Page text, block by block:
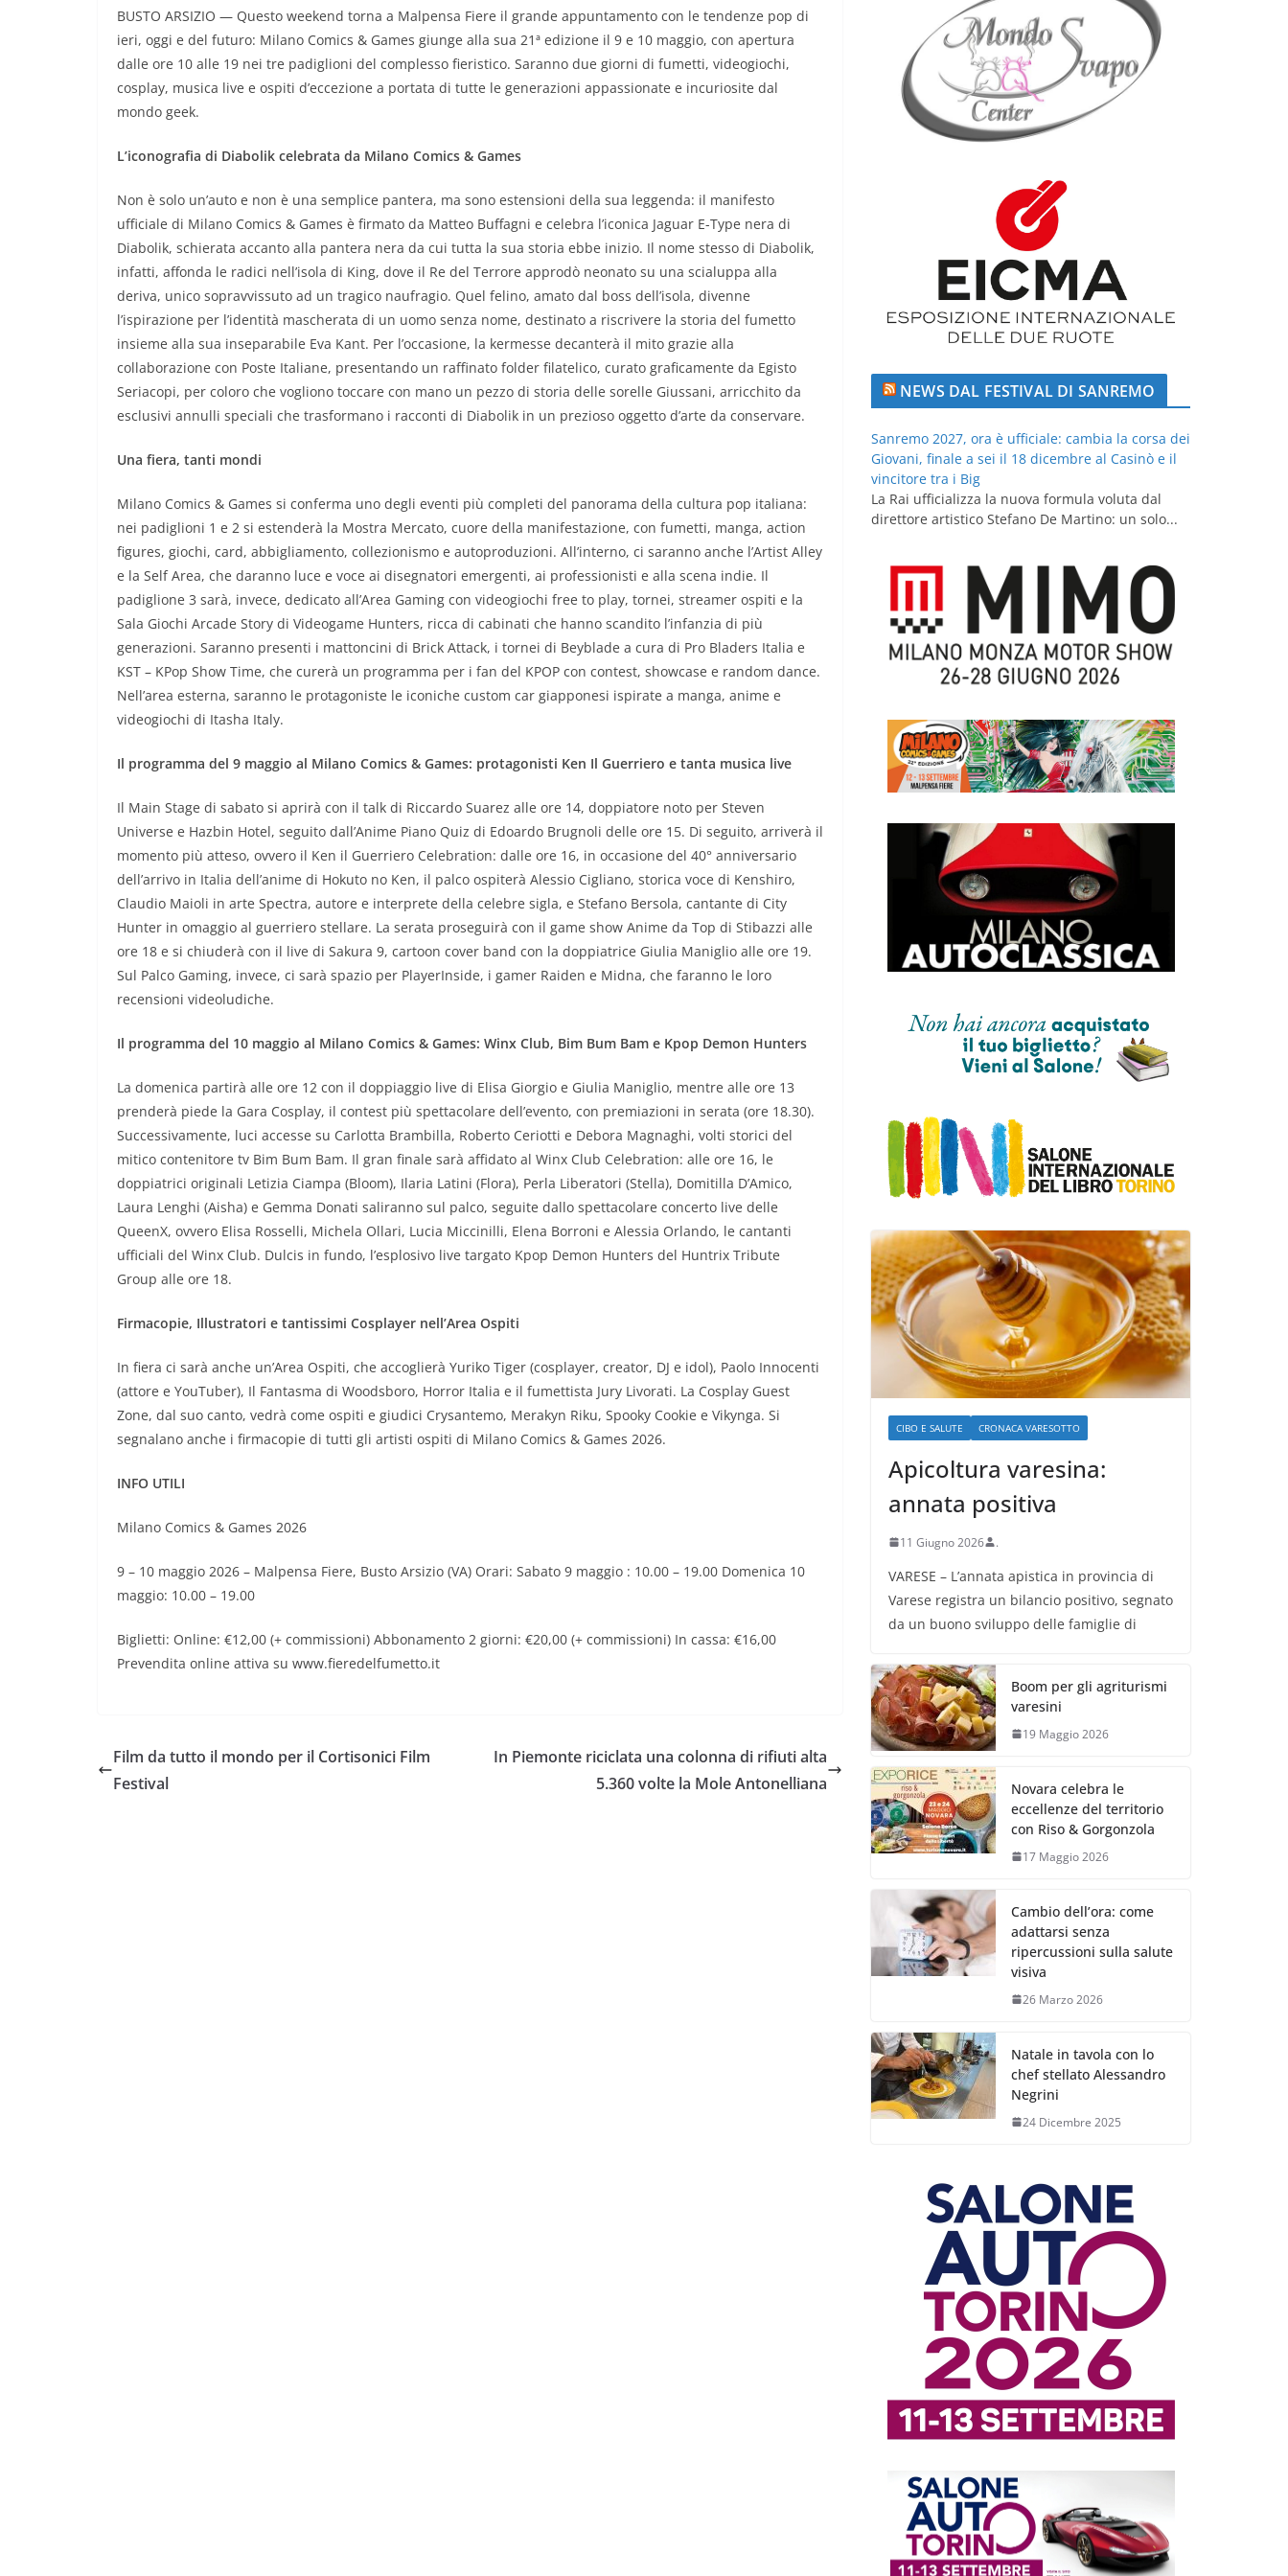
BUSTO ARSIZIO — Questo weekend torna a Malpensa Fiere il grande appuntamento con le tendenze pop di
ieri, oggi e del futuro: Milano Comics & Games giunge alla sua 21ª edizione il 9 e 10 maggio, con apertura
dalle ore 10 alle 19 nei tre padiglioni del complesso fieristico. Saranno due giorni di fumetti, videogiochi,
cosplay, musica live e ospiti d’eccezione a portata di tutte le generazioni appassionate e incuriosite dal
mondo geek.
L’iconografia di Diabolik celebrata da Milano Comics & Games
Non è solo un’auto e non è una semplice pantera, ma sono estensioni della sua leggenda: il manifesto
ufficiale di Milano Comics & Games è firmato da Matteo Buffagni e celebra l’iconica Jaguar E-Type nera di
Diabolik, schierata accanto alla pantera nera da cui tutta la sua storia ebbe inizio. Il nome stesso di Diabolik,
infatti, affonda le radici nell’isola di King, dove il Re del Terrore approdò neonato su una scialuppa alla
deriva, unico sopravvissuto ad un tragico naufragio. Quel felino, amato dal boss dell’isola, divenne
l’ispirazione per l’identità mascherata di un uomo senza nome, destinato a riscrivere la storia del fumetto
insieme alla sua inseparabile Eva Kant. Per l’occasione, la kermesse decanterà il mito grazie alla
collaborazione con Poste Italiane, presentando un raffinato folder filatelico, curato graficamente da Egisto
Seriacopi, per coloro che vogliono toccare con mano un pezzo di storia delle sorelle Giussani, arricchito da
esclusivi annulli speciali che trasformano i racconti di Diabolik in un prezioso oggetto d’arte da conservare.
Una fiera, tanti mondi
Milano Comics & Games si conferma uno degli eventi più completi del panorama della cultura pop italiana:
nei padiglioni 1 e 2 si estenderà la Mostra Mercato, cuore della manifestazione, con fumetti, manga, action
figures, giochi, card, abbigliamento, collezionismo e autoproduzioni. All’interno, ci saranno anche l’Artist Alley
e la Self Area, che daranno luce e voce ai disegnatori emergenti, ai professionisti e alla scena indie. Il
padiglione 3 sarà, invece, dedicato all’Area Gaming con videogiochi free to play, tornei, streamer ospiti e la
Sala Giochi Arcade Story di Videogame Hunters, ricca di cabinati che hanno scandito l’infanzia di più
generazioni. Saranno presenti i mattoncini di Brick Attack, i tornei di Beyblade a cura di Pro Bladers Italia e
KST – KPop Show Time, che curerà un programma per i fan del KPOP con contest, showcase e random dance.
Nell’area esterna, saranno le protagoniste le iconiche custom car giapponesi ispirate a manga, anime e
videogiochi di Itasha Italy.
Il programma del 9 maggio al Milano Comics & Games: protagonisti Ken Il Guerriero e tanta musica live
Il Main Stage di sabato si aprirà con il talk di Riccardo Suarez alle ore 14, doppiatore noto per Steven
Universe e Hazbin Hotel, seguito dall’Anime Piano Quiz di Edoardo Brugnoli delle ore 15. Di seguito, arriverà il
momento più atteso, ovvero il Ken il Guerriero Celebration: dalle ore 16, in occasione del 40° anniversario
dell’arrivo in Italia dell’anime di Hokuto no Ken, il palco ospiterà Alessio Cigliano, storica voce di Kenshiro,
Claudio Maioli in arte Spectra, autore e interprete della celebre sigla, e Stefano Bersola, cantante di City
Hunter in omaggio al guerriero stellare. La serata proseguirà con il game show Anime da Top di Stibazzi alle
ore 18 e si chiuderà con il live di Sakura 9, cartoon cover band con la doppiatrice Giulia Maniglio alle ore 19.
Sul Palco Gaming, invece, ci sarà spazio per PlayerInside, i gamer Raiden e Midna, che faranno le loro
recensioni videoludiche.
Il programma del 10 maggio al Milano Comics & Games: Winx Club, Bim Bum Bam e Kpop Demon Hunters
La domenica partirà alle ore 12 con il doppiaggio live di Elisa Giorgio e Giulia Maniglio, mentre alle ore 13
prenderà piede la Gara Cosplay, il contest più spettacolare dell’evento, con premiazioni in serata (ore 18.30).
Successivamente, luci accesse su Carlotta Brambilla, Roberto Ceriotti e Debora Magnaghi, volti storici del
mitico contenitore tv Bim Bum Bam. Il gran finale sarà affidato al Winx Club Celebration: alle ore 16, le
doppiatrici originali Letizia Ciampa (Bloom), Ilaria Latini (Flora), Perla Liberatori (Stella), Domitilla D’Amico,
Laura Lenghi (Aisha) e Gemma Donati saliranno sul palco, seguite dallo spettacolare concerto live delle
QueenX, ovvero Elisa Rosselli, Michela Ollari, Lucia Miccinilli, Elena Borroni e Alessia Orlando, le cantanti
ufficiali del Winx Club. Dulcis in fundo, l’esplosivo live targato Kpop Demon Hunters del Huntrix Tribute
Group alle ore 18.
Firmacopie, Illustratori e tantissimi Cosplayer nell’Area Ospiti
In fiera ci sarà anche un’Area Ospiti, che accoglierà Yuriko Tiger (cosplayer, creator, DJ e idol), Paolo Innocenti
(attore e YouTuber), Il Fantasma di Woodsboro, Horror Italia e il fumettista Jury Livorati. La Cosplay Guest
Zone, dal suo canto, vedrà come ospiti e giudici Crysantemo, Merakyn Riku, Spooky Cookie e Vikynga. Si
segnalano anche i firmacopie di tutti gli artisti ospiti di Milano Comics & Games 2026.
INFO UTILI
Milano Comics & Games 2026
9 – 10 maggio 2026 – Malpensa Fiere, Busto Arsizio (VA) Orari: Sabato 9 maggio : 10.00 – 19.00 Domenica 10
maggio: 10.00 – 19.00
Biglietti: Online: €12,00 (+ commissioni) Abbonamento 2 giorni: €20,00 (+ commissioni) In cassa: €16,00
Prevendita online attiva su www.fieredelfumetto.it
Film da tutto il mondo per il Cortisonici Film
Festival
In Piemonte riciclata una colonna di rifiuti alta
5.360 volte la Mole Antonelliana
NEWS DAL FESTIVAL DI SANREMO
Sanremo 2027, ora è ufficiale: cambia la corsa dei
Giovani, finale a sei il 18 dicembre al Casinò e il
vincitore tra i Big
La Rai ufficializza la nuova formula voluta dal
direttore artistico Stefano De Martino: un solo...
CIBO E SALUTE CRONACA VARESOTTO
Apicoltura varesina:
annata positiva
11 Giugno 2026 .
VARESE – L’annata apistica in provincia di
Varese registra un bilancio positivo, segnato
da un buono sviluppo delle famiglie di
Boom per gli agriturismi
varesini
19 Maggio 2026
Novara celebra le
eccellenze del territorio
con Riso & Gorgonzola
17 Maggio 2026
Cambio dell’ora: come
adattarsi senza
ripercussioni sulla salute
visiva
26 Marzo 2026
Natale in tavola con lo
chef stellato Alessandro
Negrini
24 Dicembre 2025